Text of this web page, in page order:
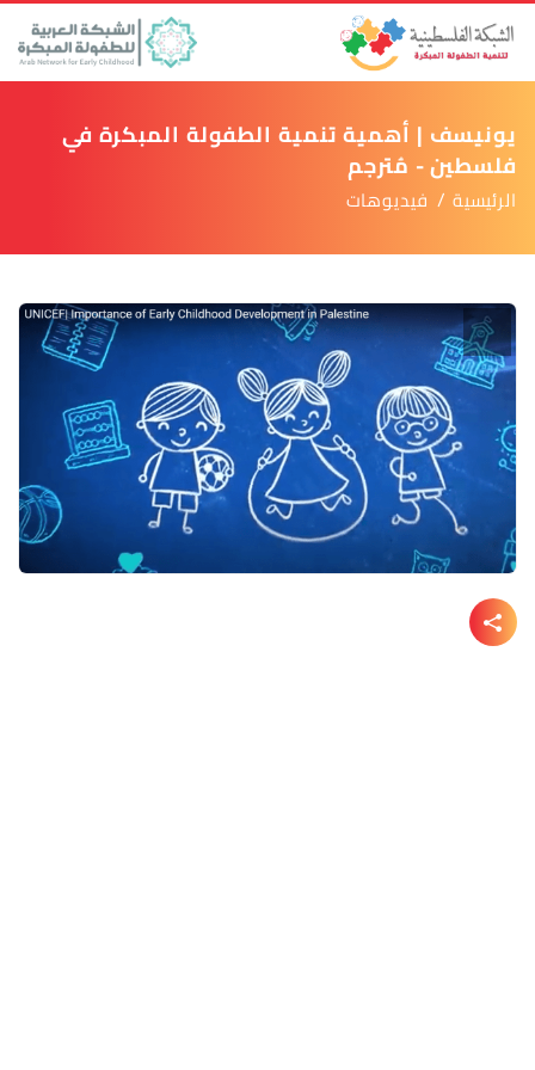
يونيسف | أهمية تنمية الطفولة المبكرة في
فلسطين - مُترجم
الرئيسية فيديوهات